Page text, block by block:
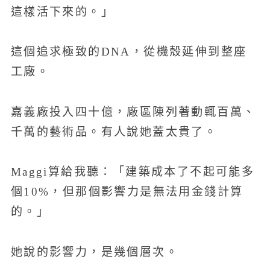
這樣活下來的。」
這個追求極致的DNA，從機殼延伸到整座
工廠。
嘉義廠投入四十億，廠區陳列著動輒百萬、
千萬的藝術品。有人說她蓋太貴了。
Maggi算給我聽：「建築成本了不起可能多
個10%，但那個影響力是無法用金錢計算
的。」
她說的影響力，是幾個層次。